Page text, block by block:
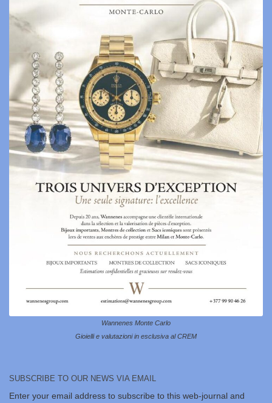
Wannenes Monte Carlo
Gioielli e valutazioni in esclusiva al CREM
SUBSCRIBE TO OUR NEWS VIA EMAIL
Enter your email address to subscribe to this web-journal and